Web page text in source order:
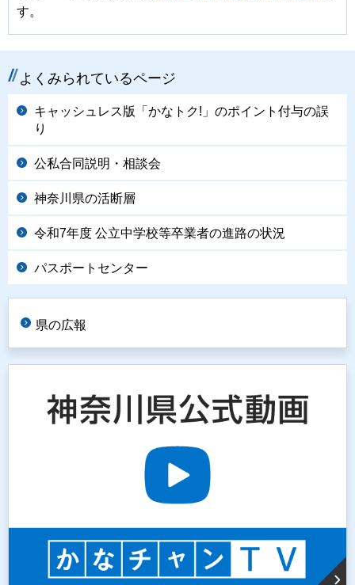
す。
よくみられているページ
キャッシュレス版「かなトク!」のポイント付与の誤
り
公私合同説明・相談会
神奈川県の活断層
令和7年度 公立中学校等卒業者の進路の状況
パスポートセンター
県の広報